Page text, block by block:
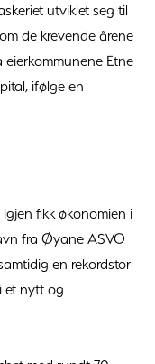
utviklet seg til
de krevende årene
eierkommunene Etne
ifølge en
fikk økonomien i
fra Øyane ASVO
en rekordstor
et nytt og